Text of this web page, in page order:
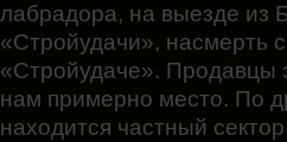
лабрадора, на выезде из
«Стройудачи», насмерть
«Стройудаче». Продавцы
нам примерно место. По
находится частный